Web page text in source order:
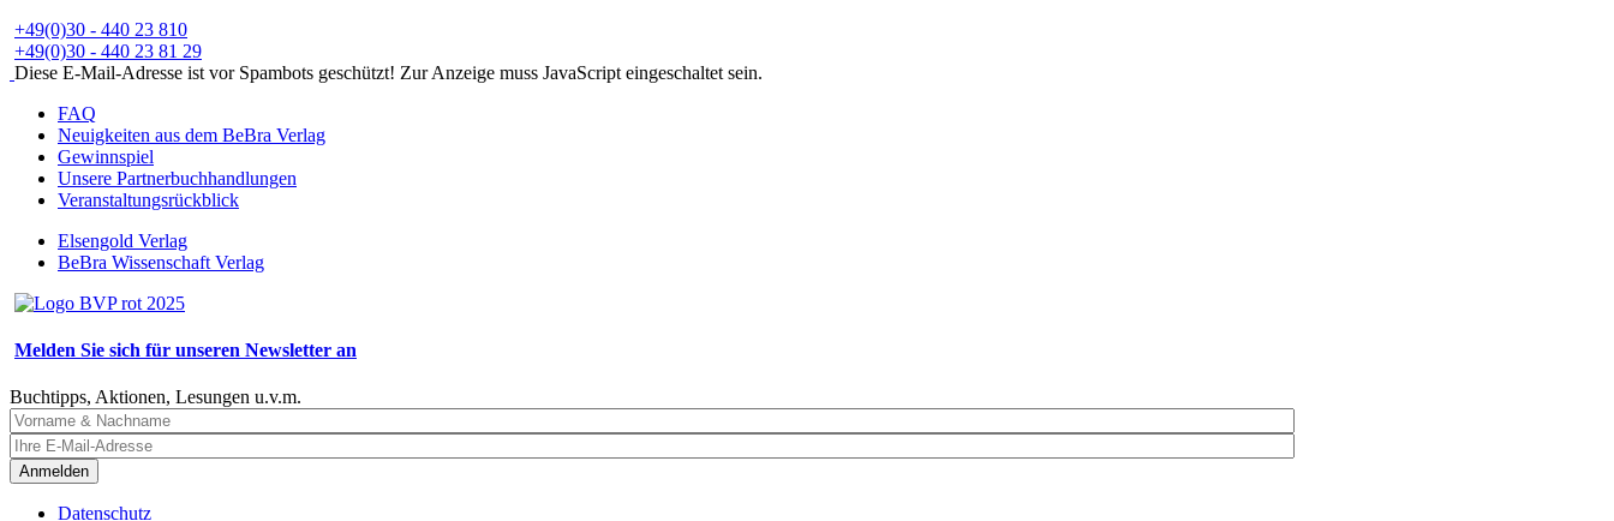
+49(0)30 - 440 23 810
+49(0)30 - 440 23 81 29
Diese E-Mail-Adresse ist vor Spambots geschützt! Zur Anzeige muss JavaScript eingeschaltet sein.
FAQ
Neuigkeiten aus dem BeBra Verlag
Gewinnspiel
Unsere Partnerbuchhandlungen
Veranstaltungsrückblick
Elsengold Verlag
BeBra Wissenschaft Verlag
Melden Sie sich für unseren Newsletter an
Buchtipps, Aktionen, Lesungen u.v.m.
Anmelden
Datenschutz